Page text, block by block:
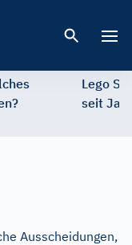
Lego
seit
Ausscheidungen,